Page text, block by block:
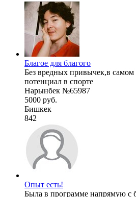
Благое для благого
Без вредных привычек,в самом
потенциал в спорте
Нарынбек №65987
5000 руб.
Бишкек
842
Опыт есть!
Была в программе напрямую с